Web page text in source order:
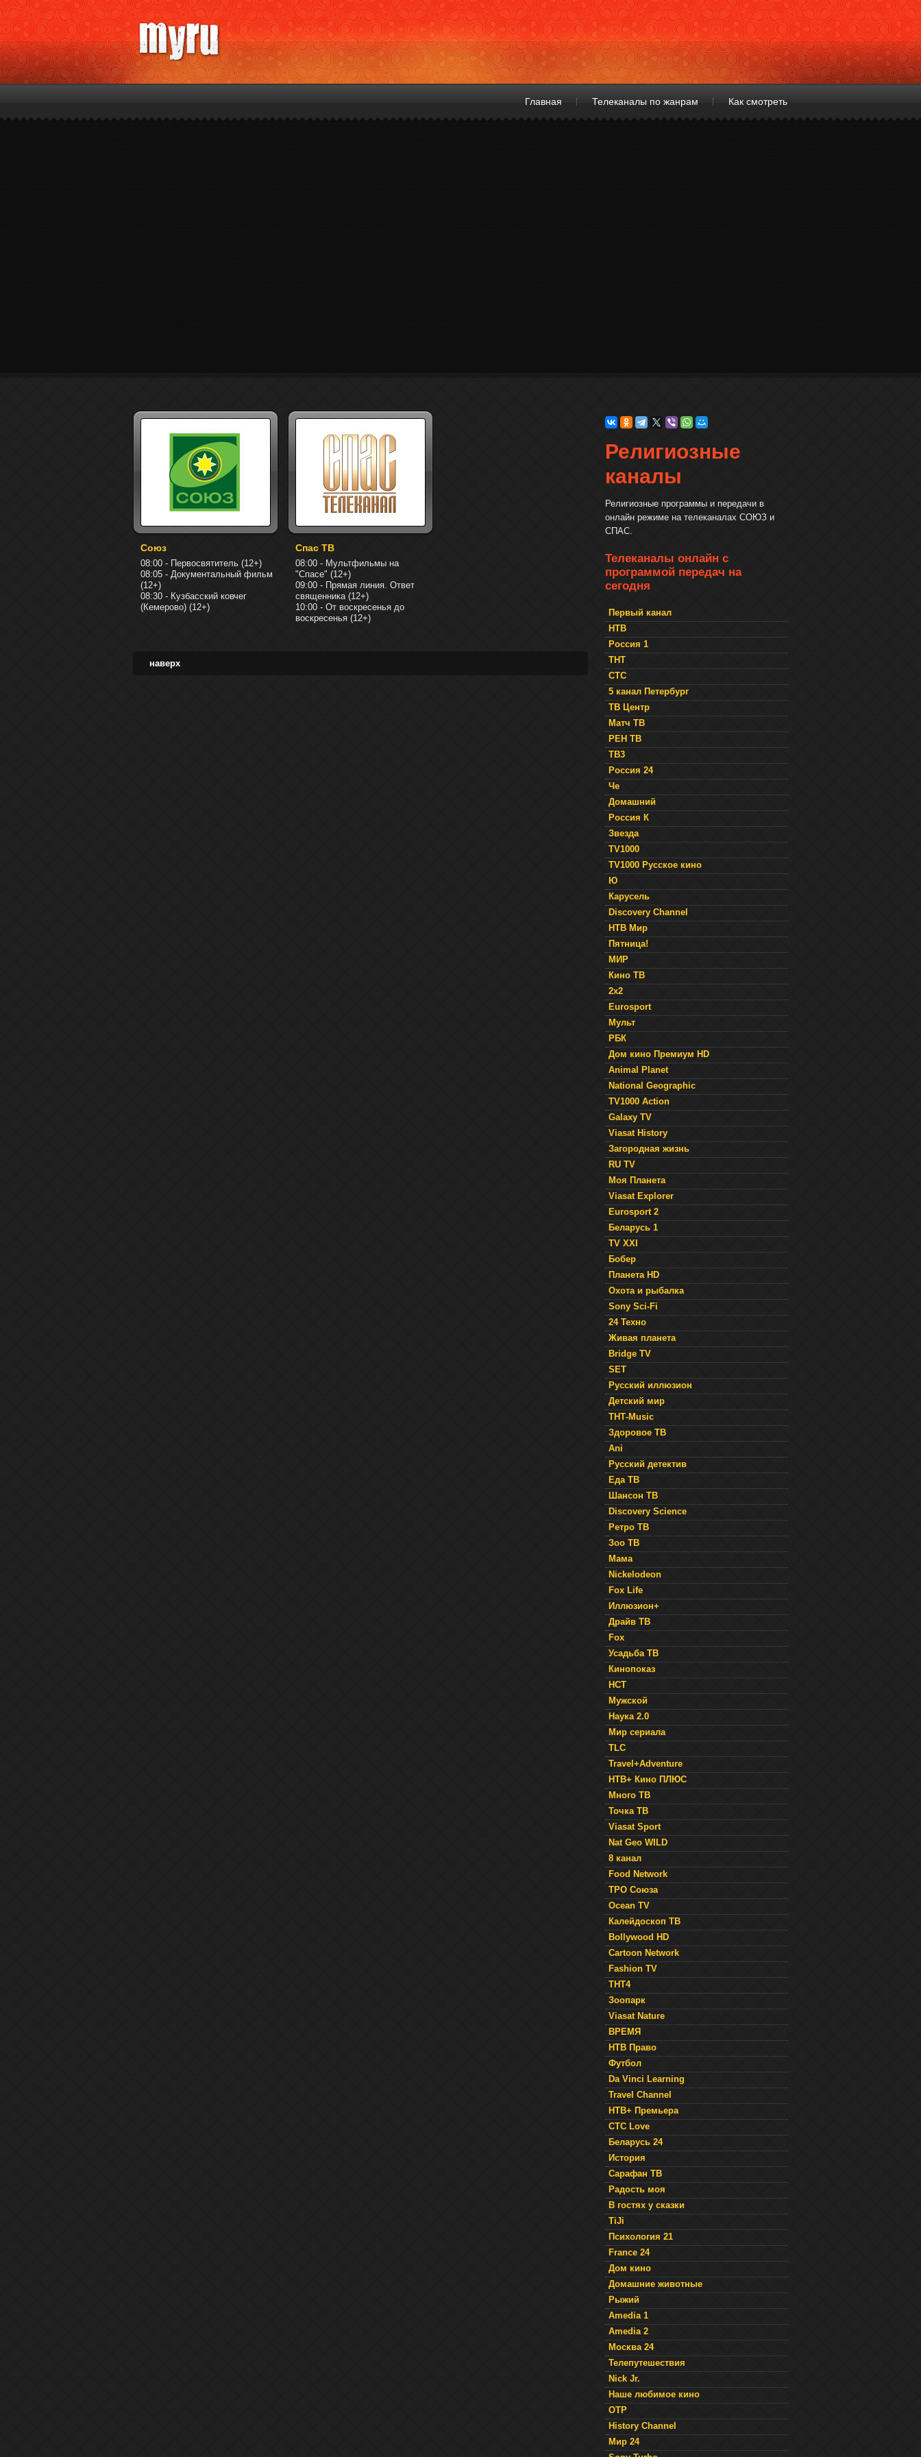
Главная Телеканалы по жанрам Как смотреть
Союз
08:00 - Первосвятитель (12+)
08:05 - Документальный фильм
(12+)
08:30 - Кузбасский ковчег
(Кемерово) (12+)
Спас ТВ
08:00 - Мультфильмы на
"Спасе" (12+)
09:00 - Прямая линия. Ответ
священника (12+)
10:00 - От воскресенья до
воскресенья (12+)
наверх
Религиозные
каналы
Религиозные программы и передачи в
онлайн режиме на телеканалах СОЮЗ и
СПАС.
Телеканалы онлайн с
программой передач на
сегодня
Первый канал
НТВ
Россия 1
ТНТ
СТС
5 канал Петербург
ТВ Центр
Матч ТВ
РЕН ТВ
ТВ3
Россия 24
Че
Домашний
Россия К
Звезда
TV1000
TV1000 Русское кино
Ю
Карусель
Discovery Channel
НТВ Мир
Пятница!
МИР
Кино ТВ
2x2
Eurosport
Мульт
РБК
Дом кино Премиум HD
Animal Planet
National Geographic
TV1000 Action
Galaxy TV
Viasat History
Загородная жизнь
RU TV
Моя Планета
Viasat Explorer
Eurosport 2
Беларусь 1
TV XXI
Бобер
Планета HD
Охота и рыбалка
Sony Sci-Fi
24 Техно
Живая планета
Bridge TV
SET
Русский иллюзион
Детский мир
ТНТ-Music
Здоровое ТВ
Ani
Русский детектив
Еда ТВ
Шансон ТВ
Discovery Science
Ретро ТВ
Зоо ТВ
Мама
Nickelodeon
Fox Life
Иллюзион+
Драйв ТВ
Fox
Усадьба ТВ
Кинопоказ
НСТ
Мужской
Наука 2.0
Мир сериала
TLC
Travel+Adventure
НТВ+ Кино ПЛЮС
Много ТВ
Точка ТВ
Viasat Sport
Nat Geo WILD
8 канал
Food Network
ТРО Союза
Ocean TV
Калейдоскоп ТВ
Bollywood HD
Cartoon Network
Fashion TV
ТНТ4
Зоопарк
Viasat Nature
ВРЕМЯ
НТВ Право
Футбол
Da Vinci Learning
Travel Channel
НТВ+ Премьера
СТС Love
Беларусь 24
История
Сарафан ТВ
Радость моя
В гостях у сказки
TiJi
Психология 21
France 24
Дом кино
Домашние животные
Рыжий
Amedia 1
Amedia 2
Москва 24
Телепутешествия
Nick Jr.
Наше любимое кино
ОТР
History Channel
Мир 24